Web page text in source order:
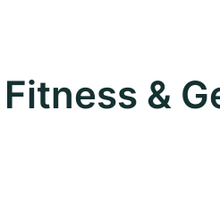
Fitness &